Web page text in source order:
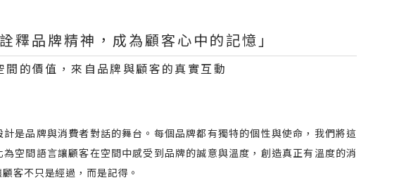
詮釋品牌精神，成為顧客心中的記憶」
間的價值，來自品牌與顧客的真實互動
計是品牌與消費者對話的舞台。每個品牌都有獨特的個性與使命，我們將這
為空間語言讓顧客在空間中感受到品牌的誠意與溫度，創造真正有溫度的消
客不只是經過，而是記得。